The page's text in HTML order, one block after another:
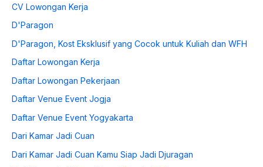
CV Lowongan Kerja
D'Paragon
D'Paragon, Kost Eksklusif yang Cocok untuk Kuliah dan WFH
Daftar Lowongan Kerja
Daftar Lowongan Pekerjaan
Daftar Venue Event Jogja
Daftar Venue Event Yogyakarta
Dari Kamar Jadi Cuan
Dari Kamar Jadi Cuan Kamu Siap Jadi Djuragan